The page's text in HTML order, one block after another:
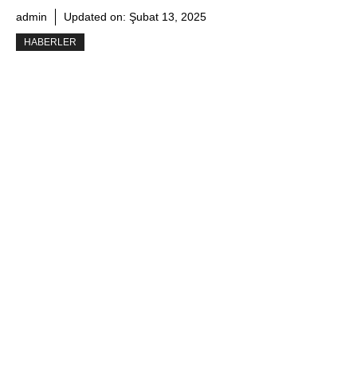
admin Updated on: Şubat 13, 2025
HABERLER